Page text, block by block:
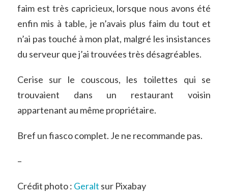
faim est très capricieux, lorsque nous avons été
enfin mis à table, je n’avais plus faim du tout et
n’ai pas touché à mon plat, malgré les insistances
du serveur que j’ai trouvées très désagréables.
Cerise sur le couscous, les toilettes qui se
trouvaient dans un restaurant voisin
appartenant au même propriétaire.
Bref un fiasco complet. Je ne recommande pas.
–
Crédit photo : Geralt sur Pixabay